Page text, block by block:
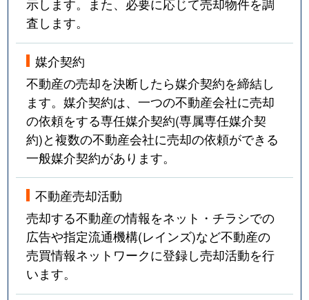
示します。また、必要に応じて売却物件を調
査します。
媒介契約
不動産の売却を決断したら媒介契約を締結し
ます。媒介契約は、一つの不動産会社に売却
の依頼をする専任媒介契約(専属専任媒介契
約)と複数の不動産会社に売却の依頼ができる
一般媒介契約があります。
不動産売却活動
売却する不動産の情報をネット・チラシでの
広告や指定流通機構(レインズ)など不動産の
売買情報ネットワークに登録し売却活動を行
います。